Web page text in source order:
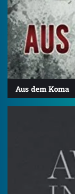
Aus dem Koma